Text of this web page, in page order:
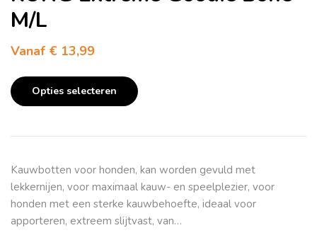
M/L
Vanaf € 13,99
Opties selecteren
Kauwbotten voor honden, kan worden gevuld met
lekkernijen, voor maximaal kauw- en speelplezier, voor
honden met een sterke kauwbehoefte, ideaal voor
apporteren, extreem slijtvast, van…